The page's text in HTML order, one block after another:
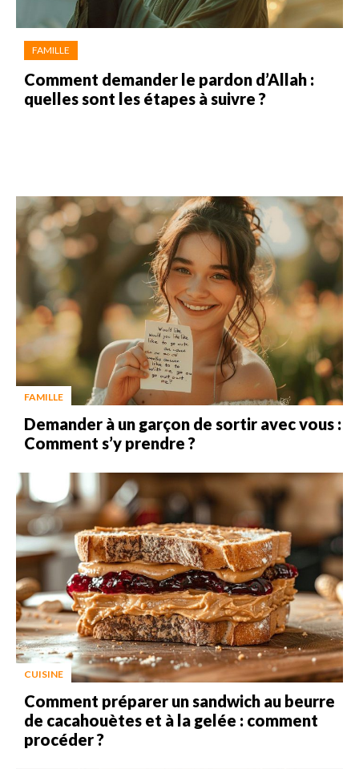
FAMILLE
Comment demander le pardon d’Allah :
quelles sont les étapes à suivre ?
FAMILLE
Demander à un garçon de sortir avec vous :
Comment s’y prendre ?
CUISINE
Comment préparer un sandwich au beurre
de cacahouètes et à la gelée : comment
procéder ?